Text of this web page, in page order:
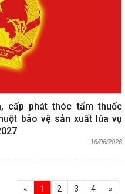
cấp phát thóc tẩm thuốc
bảo vệ sản xuất lúa vụ
16/06/2026
« 1 2 3 4 »